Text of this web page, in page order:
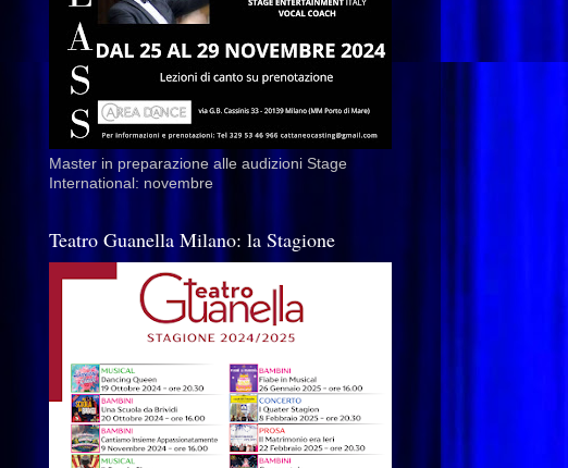
Master in preparazione alle audizioni Stage
International: novembre
Teatro Guanella Milano: la Stagione